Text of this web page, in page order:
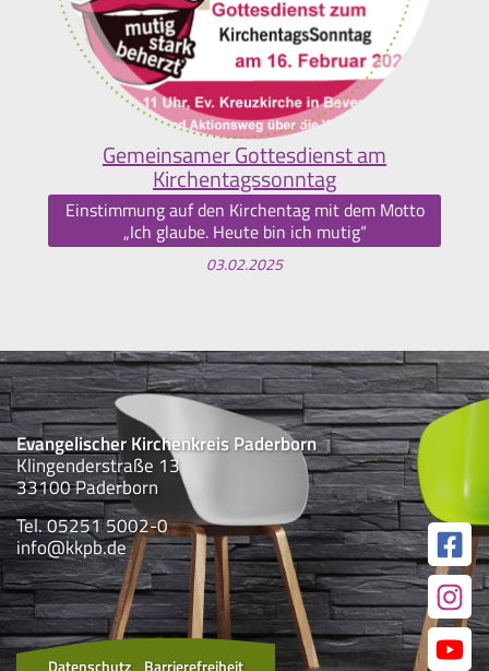
Gemeinsamer Gottesdienst am
Kirchentagssonntag
Einstimmung auf den Kirchentag mit dem Motto
„Ich glaube. Heute bin ich mutig“
03.02.2025
Evangelischer Kirchenkreis Paderborn
Klingenderstraße 13
33100 Paderborn
Tel. 05251 5002-0
info@kkpb.de
Datenschutz Barrierefreiheit